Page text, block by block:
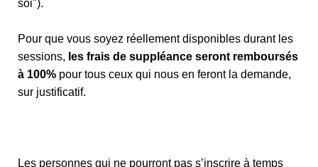
soi").
Pour que vous soyez réellement disponibles durant les
sessions, les frais de suppléance seront remboursés
à 100% pour tous ceux qui nous en feront la demande,
sur justificatif.
Les personnes qui ne pourront pas s’inscrire à temps